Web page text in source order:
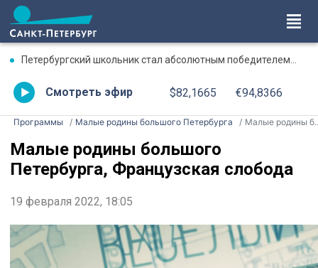
Петербургский школьник стал абсолютным победителем Международной олимпиады по ИИ
Смотреть эфир $82,1665 €94,8366
Программы Малые родины большого Петербурга Малые родины большого Петербурга, Французская слобода
Малые родины большого
Петербурга, Французская слобода
19 февраля 2022, 18:05